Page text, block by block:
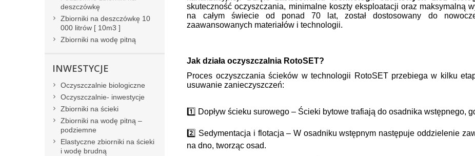
skuteczność oczyszczania, minimalne koszty eksploatacji oraz maksymalną
na całym świecie od ponad 70 lat, został dostosowany do
zaawansowanych materiałów i technologii.
Jak działa oczyszczalnia RotoSET?
Proces oczyszczania ścieków w technologii RotoSET przebiega w kilku
usuwanie zanieczyszczeń:
1️⃣ Dopływ ścieku surowego – Ścieki bytowe trafiają do osadnika wstępnego,
2️⃣ Sedymentacja i flotacja – W osadniku wstępnym następuje oddzielenie
na dno, tworząc osad.
deszczówkę
Zbiorniki na deszczówkę 10
000 litrów [ 10m3 ]
Zbiorniki na wodę pitną
INWESTYCJE
Oczyszczalnie biologiczne
Oczyszczalnie- inwestycje
Zbiorniki na ścieki
Zbiorniki na wodę pitną –
podziemne
Elastyczne zbiorniki na ścieki
i wodę brudną